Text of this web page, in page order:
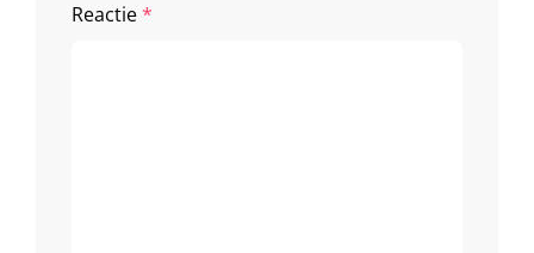
Reactie*